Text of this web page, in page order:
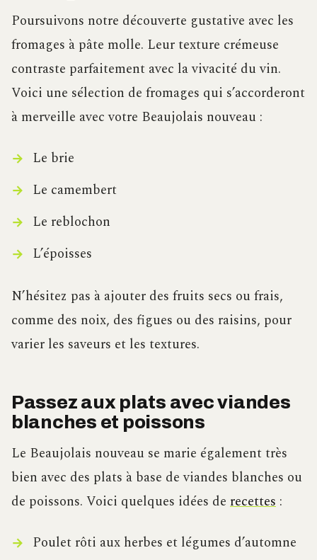
Poursuivons notre découverte gustative avec les
fromages à pâte molle. Leur texture crémeuse
contraste parfaitement avec la vivacité du vin.
Voici une sélection de fromages qui s’accorderont
à merveille avec votre Beaujolais nouveau :
Le brie
Le camembert
Le reblochon
L’époisses
N’hésitez pas à ajouter des fruits secs ou frais,
comme des noix, des figues ou des raisins, pour
varier les saveurs et les textures.
Passez aux plats avec viandes
blanches et poissons
Le Beaujolais nouveau se marie également très
bien avec des plats à base de viandes blanches ou
de poissons. Voici quelques idées de recettes :
Poulet rôti aux herbes et légumes d’automne